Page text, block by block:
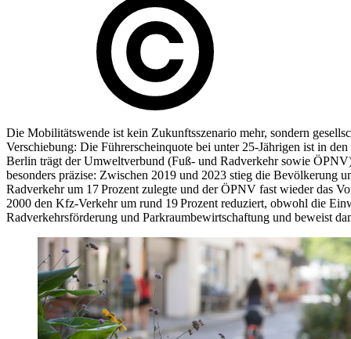
Die Mobilitätswende ist kein Zukunftsszenario mehr, sondern
Verschiebung: Die Führerscheinquote bei unter 25-Jährigen ist in
Berlin trägt der Umweltverbund (Fuß- und Radverkehr sowie
besonders präzise: Zwischen 2019 und 2023 stieg die Bevölkerung
Radverkehr um 17 Prozent zulegte und der ÖPNV fast wieder das
2000 den Kfz-Verkehr um rund 19 Prozent reduziert, obwohl die
Radverkehrsförderung und Parkraumbewirtschaftung und beweist